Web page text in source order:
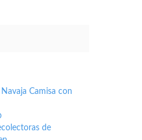
Navaja Camisa con
de